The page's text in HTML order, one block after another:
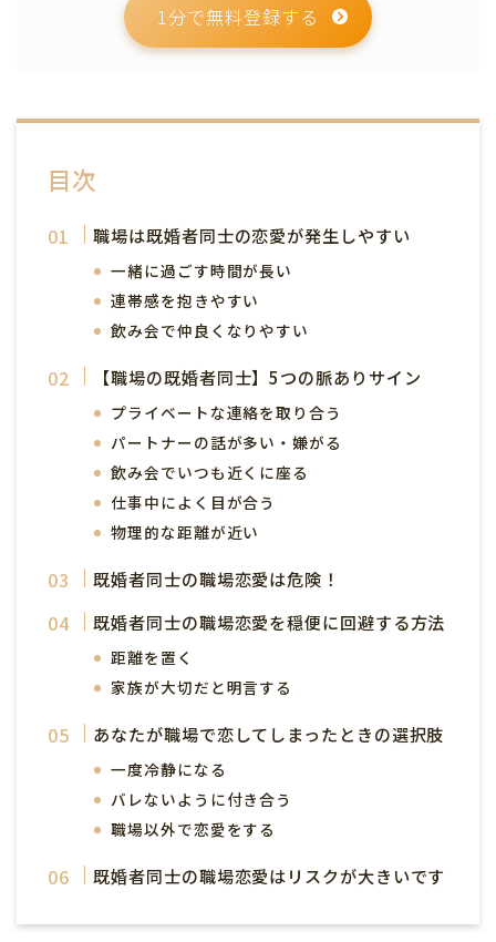
1分で無料登録する
目次
職場は既婚者同士の恋愛が発生しやすい
一緒に過ごす時間が長い
連帯感を抱きやすい
飲み会で仲良くなりやすい
【職場の既婚者同士】5つの脈ありサイン
プライベートな連絡を取り合う
パートナーの話が多い・嫌がる
飲み会でいつも近くに座る
仕事中によく目が合う
物理的な距離が近い
既婚者同士の職場恋愛は危険！
既婚者同士の職場恋愛を穏便に回避する方法
距離を置く
家族が大切だと明言する
あなたが職場で恋してしまったときの選択肢
一度冷静になる
バレないように付き合う
職場以外で恋愛をする
既婚者同士の職場恋愛はリスクが大きいです